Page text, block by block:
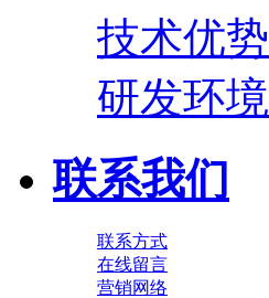
技术优势
研发环境
联系我们
联系方式
在线留言
营销网络